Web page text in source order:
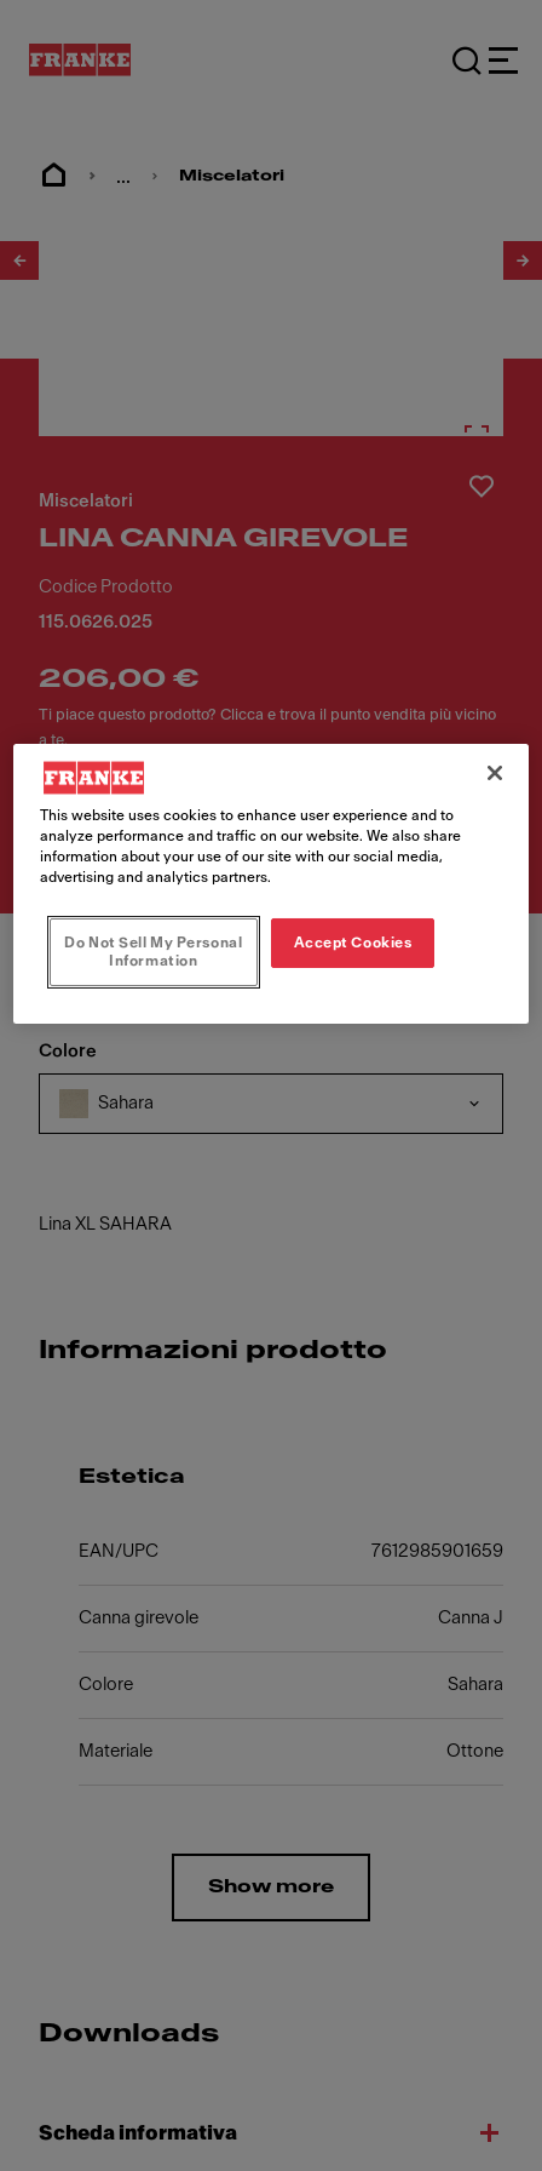
... Miscelatori
Miscelatori
LINA CANNA GIREVOLE
Codice Prodotto
115.0626.025
206,00 €
Ti piace questo prodotto? Clicca e trova il punto vendita più vicino
a te.
Trova rivenditore
Colore
Sahara
Lina XL SAHARA
Informazioni prodotto
Estetica
EAN/UPC 7612985901659
Canna girevole Canna J
Colore Sahara
Materiale Ottone
Show more
Downloads
Scheda informativa
This website uses cookies to enhance user experience and to
analyze performance and traffic on our website. We also share
information about your use of our site with our social media,
advertising and analytics partners.
Do Not Sell My Personal
Information
Accept Cookies